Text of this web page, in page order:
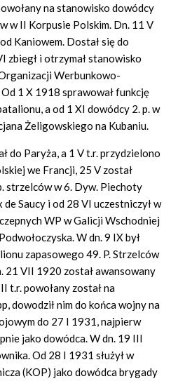
na stanowisko dowódcy
w II Korpusie Polskim. Dn. 11 V
Kaniowem. Dostał się do
zbiegł i otrzymał stanowisko
Werbunkowo-
1 X 1918 sprawował funkcję
a od 1 XI dowódcy 2. p. w
Żeligowskiego na Kubaniu.
do Paryża, a 1 V t.r. przydzielono
we Francji, 25 V został
strzelców w 6. Dyw. Piechoty
de Saucy i od 28 VI uczestniczył w
WP w Galicji Wschodniej
W dn. 9 IX był
zapasowego 49. P. Strzelców
21 VII 1920 został awansowany
t.r. powołany został na
dowodził nim do końca wojny na
do 27 I 1931, najpierw
jako dowódca. W dn. 19 III
Od 28 I 1931 służył w
(KOP) jako dowódca brygady